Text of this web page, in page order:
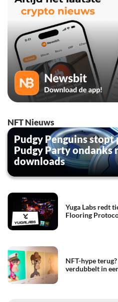
NFT Nieuws
Pudgy Penguins
Pudgy Party ondanks
downloads
Yuga Labs redt
Flooring
NFT-hype
verdubbelt in